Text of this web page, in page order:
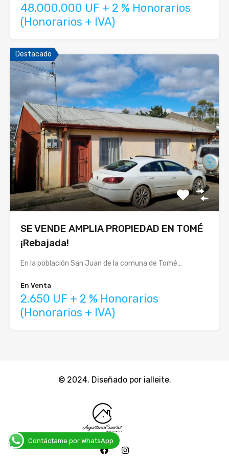
48.000.000 UF + 2 % Honorarios
(Honorarios + IVA)
Destacado
SE VENDE AMPLIA PROPIEDAD EN TOMÉ
¡Rebajada!
En la población San Juan de la comuna de Tomé…
En Venta
2.650 UF + 2 % Honorarios
(Honorarios + IVA)
© 2024. Diseñado por ialleite.
Contáctame por WhatsApp